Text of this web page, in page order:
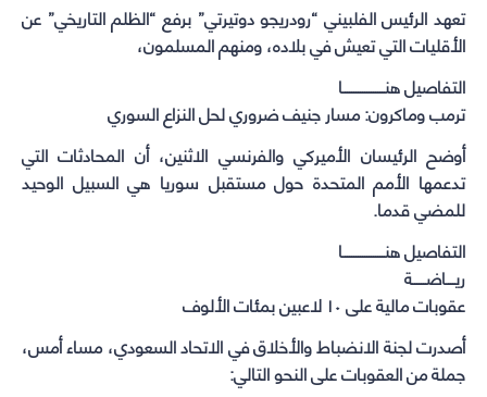
تعهد الرئيس الفلبيني “رودريجو دوتيرتي” برفع “الظلم التاريخي” عن
الأقليات التي تعيش في بلاده، ومنهم المسلمون،
التفاصيل هنـــــــــــــــــــا
ترمب وماكرون: مسار جنيف ضروري لحل النزاع السوري
أوضح الرئيسان الأميركي والفرنسي الاثنين، أن المحادثات التي
تدعمها الأمم المتحدة حول مستقبل سوريا هي السبيل الوحيد
للمضي قدما.
التفاصيل هنـــــــــــــــــــا
ريــــاضــــــة
عقوبات مالية على ١٠ لاعبين بمئات الألوف
أصدرت لجنة الانضباط والأخلاق في الاتحاد السعودي، مساء أمس،
جملة من العقوبات على النحو التالي: